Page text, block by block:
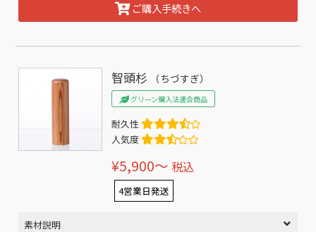
ご購入手続きへ
智頭杉 （ちづすぎ）
グリーン購入法適合商品
耐久性
人気度
¥5,900〜 税込
4営業日発送
素材説明